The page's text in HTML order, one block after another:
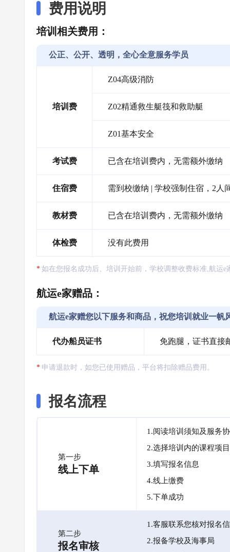
费用说明
培训相关费用：
公正、公开、透明，全心全意服务学员
培训费
Z04高级消防
Z02精通救生艇筏和救助艇
Z01基本安全
考试费 已含在培训费内，无需额外缴纳
住宿费 需到校缴纳 | 学校强制住宿，2人
教材费 已含在培训费内，无需额外缴纳
体检费 没有此费用
如在您报名成功后、培训开始前，学校调整收费标准,航运
航运e家赠品：
航运e家赠您以下服务和商品，祝您培训就业一帆
代办船员证书 免跑腿，证书直接
申请退款时，如您已使用赠品，平台将扣除赠品费用。
报名流程
第一步
线上下单
1.阅读培训须知及服务
2.选择培训内的课程项目
3.填写报名信息
4.线上缴费
5.下单成功
第二步
报名审核
1.客服联系您核对报名
2.报备学校及海事局